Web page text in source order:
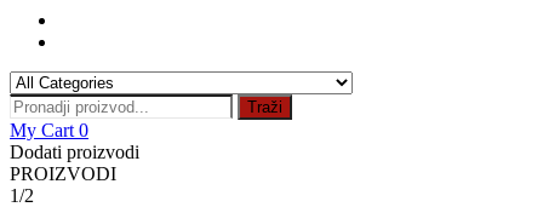
Traži
My Cart 0
Dodati proizvodi
PROIZVODI
1/2